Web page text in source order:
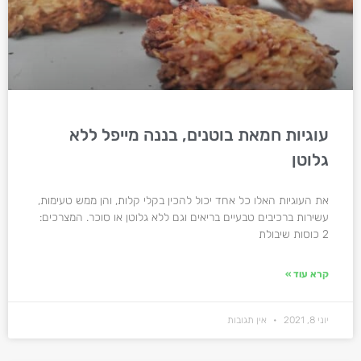
עוגיות חמאת בוטנים, בננה מייפל ללא
גלוטן
את העוגיות האלו כל אחד יכול להכין בקלי קלות, והן ממש טעימות,
עשירות ברכיבים טבעיים בריאים וגם ללא גלוטן או סוכר. המצרכים:
2 כוסות שיבולת
קרא עוד »
יוני 8, 2021 אין תגובות